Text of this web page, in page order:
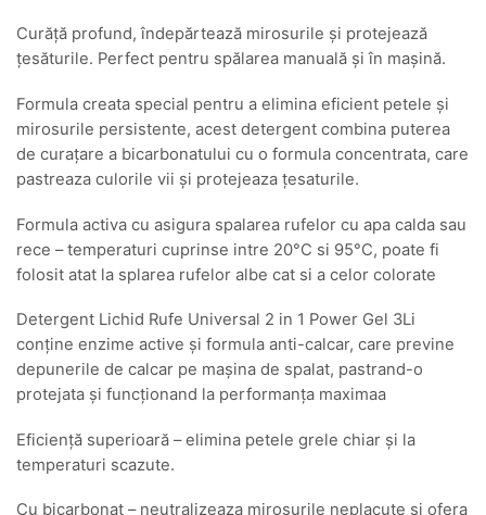
Curăță profund, îndepărtează mirosurile și protejează
țesăturile. Perfect pentru spălarea manuală și în mașină.
Formula creata special pentru a elimina eficient petele și
mirosurile persistente, acest detergent combina puterea
de curațare a bicarbonatului cu o formula concentrata, care
pastreaza culorile vii și protejeaza țesaturile.
Formula activa cu asigura spalarea rufelor cu apa calda sau
rece – temperaturi cuprinse intre 20°C si 95°C, poate fi
folosit atat la splarea rufelor albe cat si a celor colorate
Detergent Lichid Rufe Universal 2 in 1 Power Gel 3Li
conține enzime active și formula anti-calcar, care previne
depunerile de calcar pe mașina de spalat, pastrand-o
protejata și funcționand la performanța maximaa
Eficiență superioară – elimina petele grele chiar și la
temperaturi scazute.
Cu bicarbonat – neutralizeaza mirosurile neplacute și ofera